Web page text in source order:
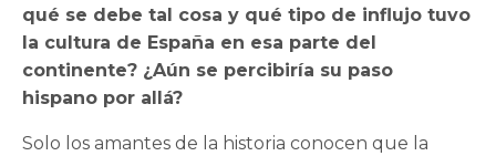
qué se debe tal cosa y qué tipo de influjo tuvo
la cultura de España en esa parte del
continente? ¿Aún se percibiría su paso
hispano por allá?
Solo los amantes de la historia conocen que la